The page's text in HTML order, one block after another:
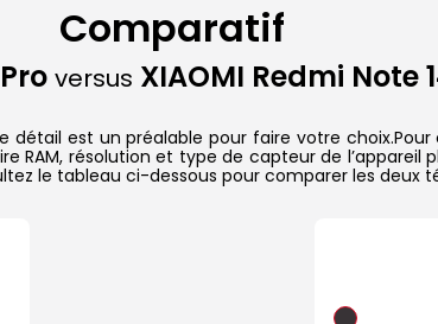
Comparatif
versus XIAOMI Redmi Note
le détail est un préalable pour faire votre
RAM, résolution et type de capteur de
le tableau ci-dessous pour comparer les deux